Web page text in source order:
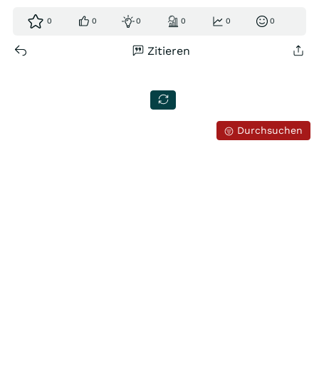
0 0 0 0 0 0
Zitieren
Durchsuchen